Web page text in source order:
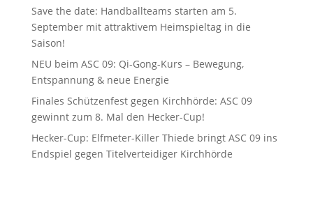
Save the date: Handballteams starten am 5.
September mit attraktivem Heimspieltag in die
Saison!
NEU beim ASC 09: Qi-Gong-Kurs – Bewegung,
Entspannung & neue Energie
Finales Schützenfest gegen Kirchhörde: ASC 09
gewinnt zum 8. Mal den Hecker-Cup!
Hecker-Cup: Elfmeter-Killer Thiede bringt ASC 09 ins
Endspiel gegen Titelverteidiger Kirchhörde